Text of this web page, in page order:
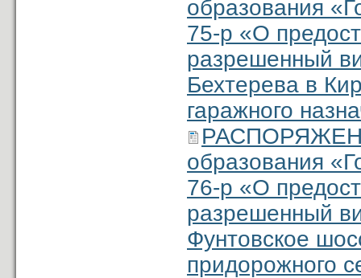
образования
75-р «О
разрешенный
Бехтерева в
гаражного
образования
76-р «О
разрешенный
Фунтовское
придорожного